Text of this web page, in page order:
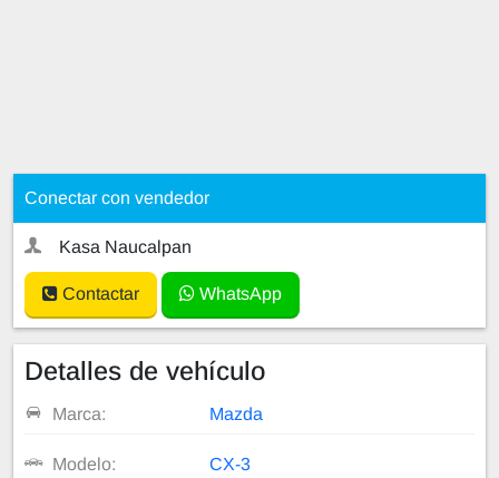
Conectar con vendedor
Kasa Naucalpan
Contactar WhatsApp
Detalles de vehículo
Marca: Mazda
Modelo: CX-3